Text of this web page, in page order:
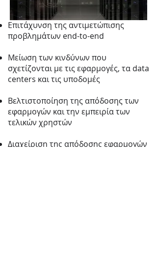
Επιτάχυνση της αντιμετώπισης
προβλημάτων end-to-end
Μείωση των κινδύνων που
σχετίζονται με τις εφαρμογές, τα data
centers και τις υποδομές
Βελτιστοποίηση της απόδοσης των
εφαρμογών και την εμπειρία των
τελικών χρηστών
Διαχείριση της απόδοσης εφαρμογών